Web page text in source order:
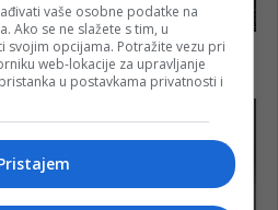
vaše osobne podatke na
Ako se ne slažete s tim, u
svojim opcijama. Potražite vezu pri
web-lokacije za upravljanje
u postavkama privatnosti i